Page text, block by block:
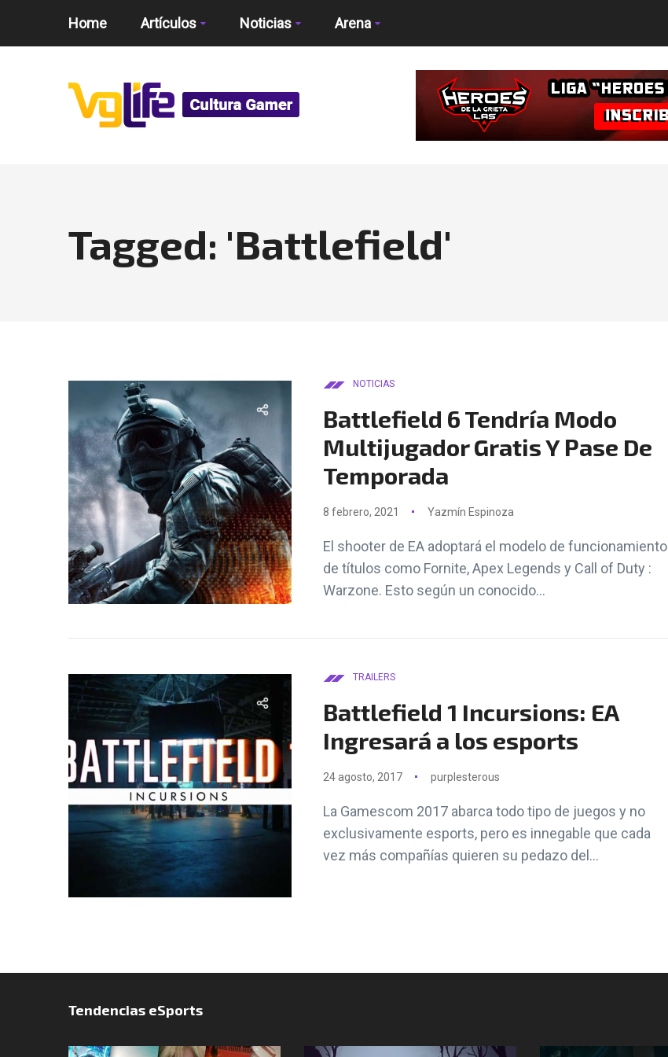
Home Artículos Noticias Arena
Tagged: 'Battlefield'
NOTICIAS
Battlefield 6 Tendría Modo
Multijugador Gratis Y Pase De
Temporada
8 febrero, 2021 Yazmín Espinoza
El shooter de EA adoptará el modelo de funcionamiento
de títulos como Fornite, Apex Legends y Call of Duty :
Warzone. Esto según un conocido...
TRAILERS
Battlefield 1 Incursions: EA
Ingresará a los esports
24 agosto, 2017 purplesterous
La Gamescom 2017 abarca todo tipo de juegos y no
exclusivamente esports, pero es innegable que cada
vez más compañías quieren su pedazo del...
Síguenos en Instagram
Tendencias eSports